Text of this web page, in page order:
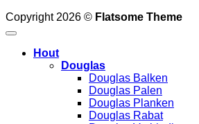
Copyright 2026 © Flatsome Theme
Hout
Douglas
Douglas Balken
Douglas Palen
Douglas Planken
Douglas Rabat